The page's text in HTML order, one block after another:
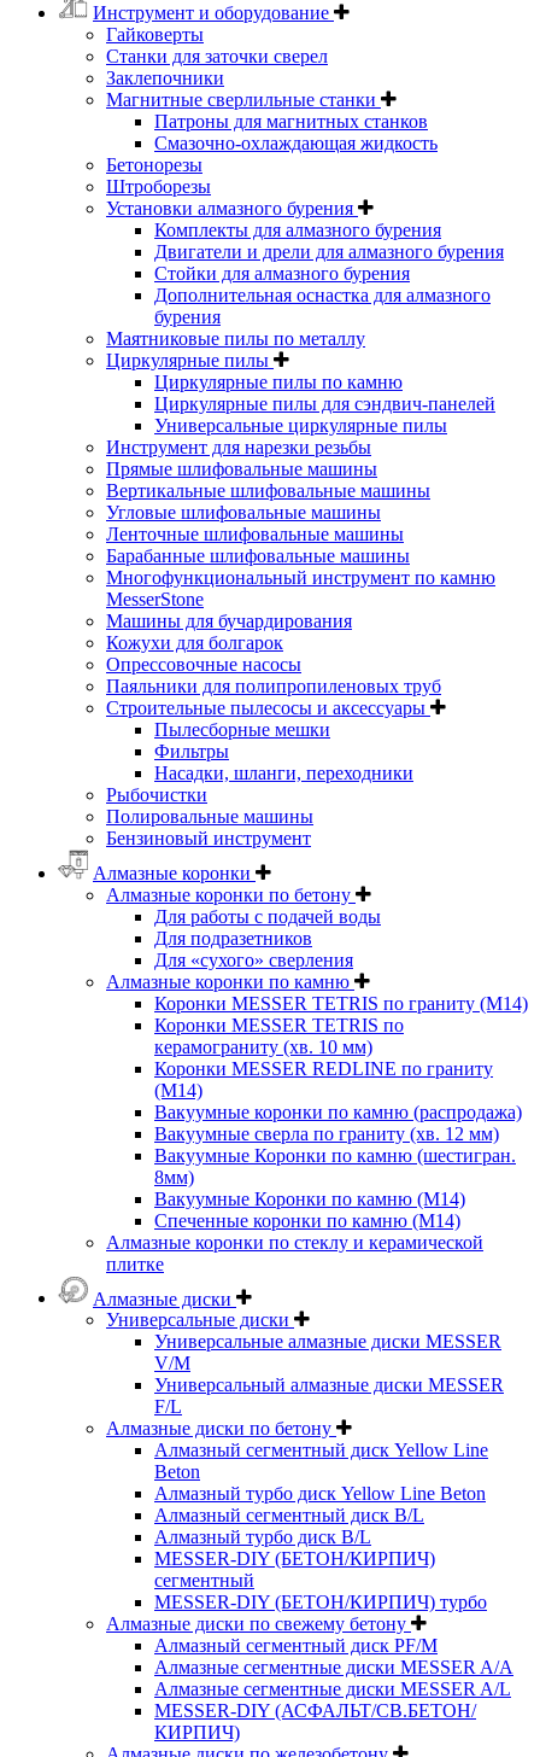
Инструмент и оборудование
Гайковерты
Станки для заточки сверел
Заклепочники
Магнитные сверлильные станки
Патроны для магнитных станков
Смазочно-охлаждающая жидкость
Бетонорезы
Штроборезы
Установки алмазного бурения
Комплекты для алмазного бурения
Двигатели и дрели для алмазного бурения
Стойки для алмазного бурения
Дополнительная оснастка для алмазного
бурения
Маятниковые пилы по металлу
Циркулярные пилы
Циркулярные пилы по камню
Циркулярные пилы для сэндвич-панелей
Универсальные циркулярные пилы
Инструмент для нарезки резьбы
Прямые шлифовальные машины
Вертикальные шлифовальные машины
Угловые шлифовальные машины
Ленточные шлифовальные машины
Барабанные шлифовальные машины
Многофункциональный инструмент по камню
MesserStone
Машины для бучардирования
Кожухи для болгарок
Опрессовочные насосы
Паяльники для полипропиленовых труб
Строительные пылесосы и аксессуары
Пылесборные мешки
Фильтры
Насадки, шланги, переходники
Рыбочистки
Полировальные машины
Бензиновый инструмент
Алмазные коронки
Алмазные коронки по бетону
Для работы с подачей воды
Для подразетников
Для «сухого» сверления
Алмазные коронки по камню
Коронки MESSER TETRIS по граниту (М14)
Коронки MESSER TETRIS по
керамограниту (хв. 10 мм)
Коронки MESSER REDLINE по граниту
(М14)
Вакуумные коронки по камню (распродажа)
Вакуумные сверла по граниту (хв. 12 мм)
Вакуумные Коронки по камню (шестигран.
8мм)
Вакуумные Коронки по камню (M14)
Спеченные коронки по камню (M14)
Алмазные коронки по стеклу и керамической
плитке
Алмазные диски
Универсальные диски
Универсальные алмазные диски MESSER
V/M
Универсальный алмазные диски MESSER
F/L
Алмазные диски по бетону
Алмазный сегментный диск Yellow Line
Beton
Алмазный турбо диск Yellow Line Beton
Алмазный сегментный диск B/L
Алмазный турбо диск B/L
MESSER-DIY (БЕТОН/КИРПИЧ)
сегментный
MESSER-DIY (БЕТОН/КИРПИЧ) турбо
Алмазные диски по свежему бетону
Алмазный сегментный диск PF/M
Алмазные сегментные диски MESSER A/A
Алмазные сегментные диски MESSER A/L
MESSER-DIY (АСФАЛЬТ/СВ.БЕТОН/
КИРПИЧ)